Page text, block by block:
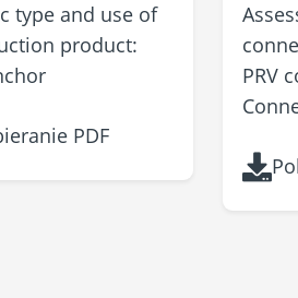
type and use of
product:
PDF
PRV